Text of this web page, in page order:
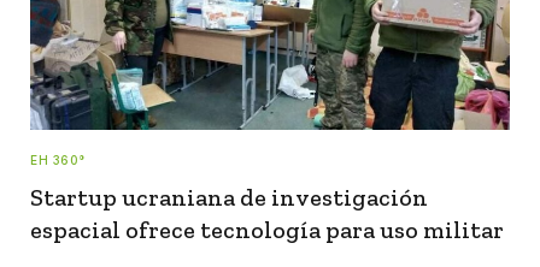
EH 360°
Startup ucraniana de investigación
espacial ofrece tecnología para uso militar